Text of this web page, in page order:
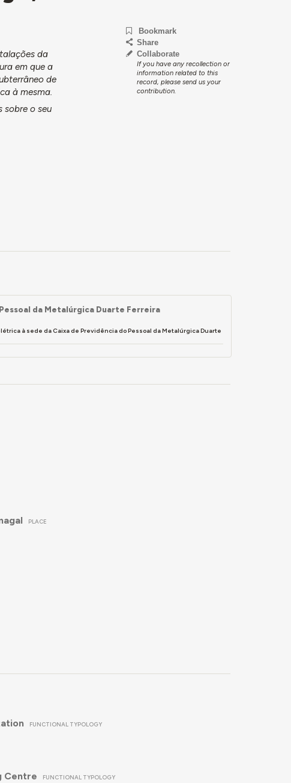
da
em que a
de
à mesma.
o seu
Bookmark
Share
Collaborate
If you have any recollection or
information related to this
record, please send us your
contribution.
da Metalúrgica Duarte Ferreira
à sede da Caixa de Previdência do Pessoal da Metalúrgica Duarte
PLACE
FUNCTIONAL TYPOLOGY
Centre FUNCTIONAL TYPOLOGY